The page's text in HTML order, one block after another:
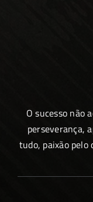
O sucesso não
perseverança,
tudo, paixão pelo